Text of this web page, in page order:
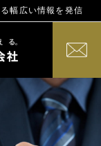
幅広い情報を発信